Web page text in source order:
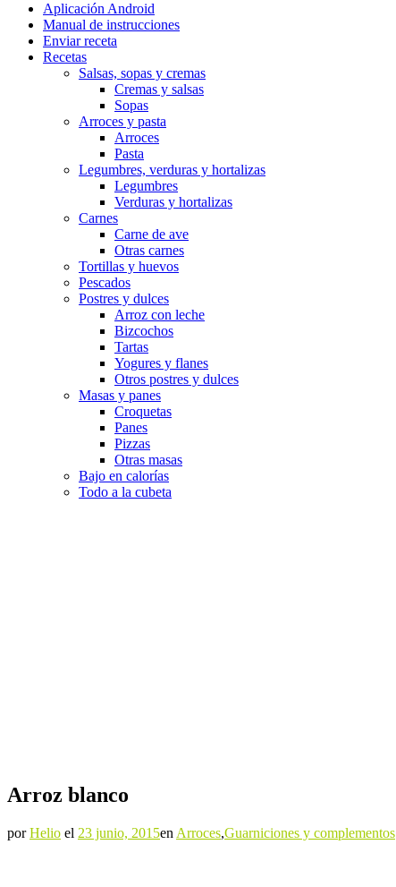
Aplicación Android
Manual de instrucciones
Enviar receta
Recetas
Salsas, sopas y cremas
Cremas y salsas
Sopas
Arroces y pasta
Arroces
Pasta
Legumbres, verduras y hortalizas
Legumbres
Verduras y hortalizas
Carnes
Carne de ave
Otras carnes
Tortillas y huevos
Pescados
Postres y dulces
Arroz con leche
Bizcochos
Tartas
Yogures y flanes
Otros postres y dulces
Masas y panes
Croquetas
Panes
Pizzas
Otras masas
Bajo en calorías
Todo a la cubeta
Arroz blanco
porHelio el 23 junio, 2015en Arroces,Guarniciones y complementos